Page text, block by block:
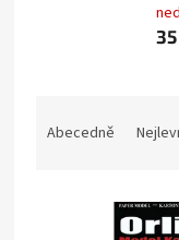
Abecedně